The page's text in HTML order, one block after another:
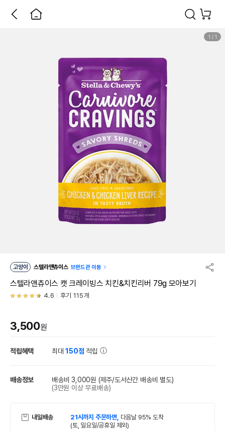
1 / 1
고양이 스텔라앤츄이스 브랜드관 이동
스텔라앤츄이스 캣 크레이빙스 치킨&치킨리버 79g 모아보기
4.6 후기 115개
3,500원
적립혜택 최대150점 적립
배송정보 배송비 3,000원 (제주/도서산간 배송비 별도)
(3만원 이상 무료배송)
내일배송 21시까지 주문하면, 다음날 95% 도착
(토, 일요일/공휴일 제외)